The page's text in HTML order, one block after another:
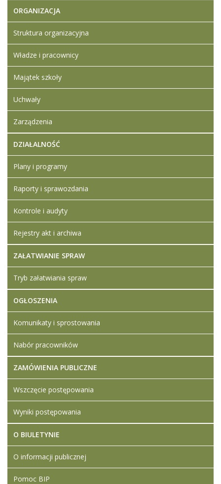
Artykuł został
zmieniony.
22 marzec
2021 17:43
Artykuł został
zmieniony.
Iwona
Artykuł został
zmieniony.
Usunięte
załączniki
Statut
Technikum
Statut
Zespołu
Szkół
Leśnych w
Zagnańsku
Dodane
załączniki
Szkoła
Branżowa I
Statut
Zagnańsk
tekst
ujednolicony
01.09.2023
Statut
Zespołu
Leśnych w
Zagnańsku
01.09.2023
Statut
Technikum
tekst
ujednolicony
01.09.2023
11 wrzesień
Iwona
Artykuł został
zmieniony.
poniedziałek,
Ledwójcik
ORGANIZACJA
Struktura organizacyjna
Władze i pracownicy
Majątek szkoły
Uchwały
Zarządzenia
DZIAŁALNOŚĆ
Plany i programy
Raporty i sprawozdania
Kontrole i audyty
Rejestry akt i archiwa
ZAŁATWIANIE SPRAW
Tryb załatwiania spraw
OGŁOSZENIA
Komunikaty i sprostowania
Nabór pracowników
ZAMÓWIENIA PUBLICZNE
Wszczęcie postępowania
Wyniki postępowania
O BIULETYNIE
O informacji publicznej
Pomoc BIP